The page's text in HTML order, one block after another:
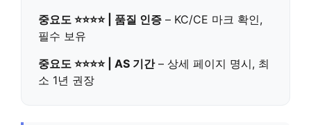
중요도 ⭐⭐⭐⭐ | 품질 인증 – KC/CE 마크 확인,
필수 보유
중요도 ⭐⭐⭐⭐ | AS 기간– 상세 페이지 명시, 최
소 1년 권장